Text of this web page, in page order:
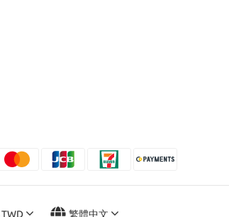
TWD 繁體中文